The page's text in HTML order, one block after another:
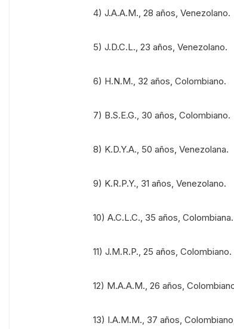
4) J.A.A.M., 28 años, Venezolano.
5) J.D.C.L., 23 años, Venezolano.
6) H.N.M., 32 años, Colombiano.
7) B.S.E.G., 30 años, Colombiano.
8) K.D.Y.A., 50 años, Venezolana.
9) K.R.P.Y., 31 años, Venezolano.
10) A.C.L.C., 35 años, Colombiana.
11) J.M.R.P., 25 años, Colombiano.
12) M.A.A.M., 26 años,
13) I.A.M.M., 37 años,